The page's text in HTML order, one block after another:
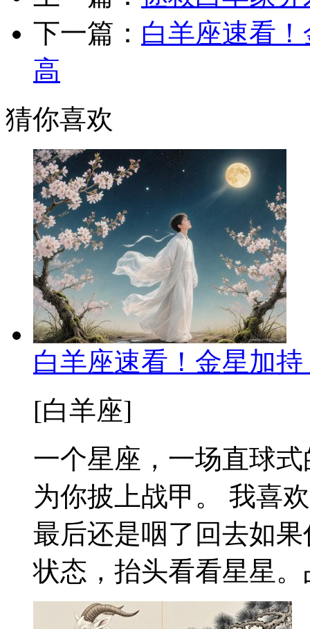
下一篇： 白羊座速看
高
猜你喜欢
白羊座速看！金星加
[白羊座]
一个星座，一场直球
为你披上战甲。 我喜
最后还是咽了回去如
状态，抬头看看星星